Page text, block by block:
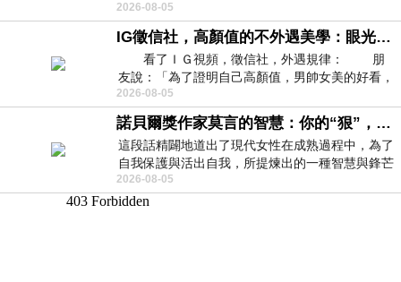
（Adam Grant），《
2026-08-05
IG徵信社，高顏值的不外遇美學：眼光太高也是一種防禦，為了證明我長得好看，我決定一輩子不外遇！
看了ＩＧ視頻，徵信社，外遇規律： 朋
友說：「為了證明自己高顏值，男帥女美的好看，
且眼光高，我決定一輩子不外遇。」
2026-08-05
諾貝爾獎作家莫言的智慧：你的“狠”，才是最好的自我保護
這段話精闢地道出了現代女性在成熟過程中，為了
自我保護與活出自我，所提煉出的一種智慧與鋒芒
的平衡。 核心解讀與看法
2026-08-05